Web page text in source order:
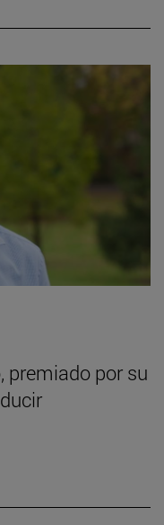
premiado por su